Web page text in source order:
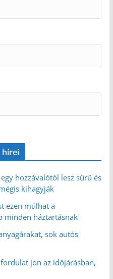
hírei
hozzávalótól lesz sűrű és
kihagyják
ezen múlhat a
minden háztartásnak
sok autós
jön az időjárásban,